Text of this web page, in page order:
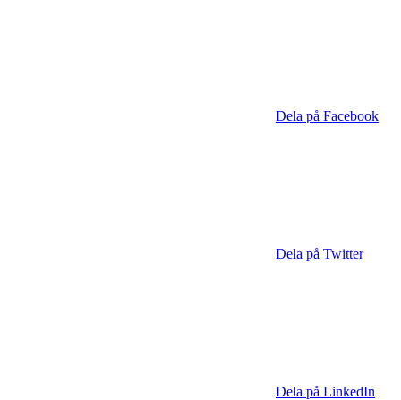
Dela på Facebook
Dela på Twitter
Dela på LinkedIn